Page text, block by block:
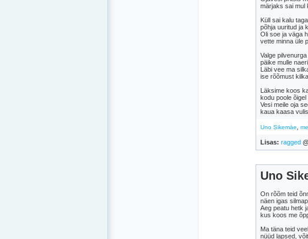
märjaks sai mul
Küll sai kalu
põhja uuritud ja
Oli soe ja väga
vette minna üle
Valge
päike mulle
Läbi vee ma
ise rõõmust
Läksime koos
kodu poole õigel
Vesi meile oja
kaua kaasa
Uno Sikemäe
Lisas: ragged
Uno
On rõõm teid
näen igas
Aeg peatu hetk
kus koos me
Ma täna teid
nüüd lapsed,